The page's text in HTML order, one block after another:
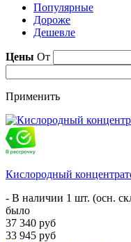
Популярные
Дороже
Дешевле
Цены От
Применить
Кислородный
- В наличии 1 шт. (осн.
было
37 340 руб
33 945 руб